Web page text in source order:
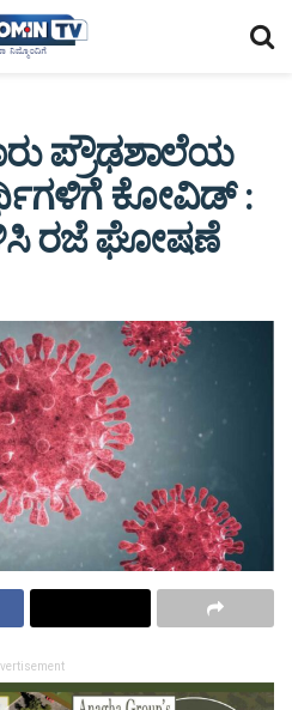
ಪ್ರೌಢಶಾಲೆಯ
ಕೋವಿಡ್ :
ರಜೆ ಘೋಷಣೆ